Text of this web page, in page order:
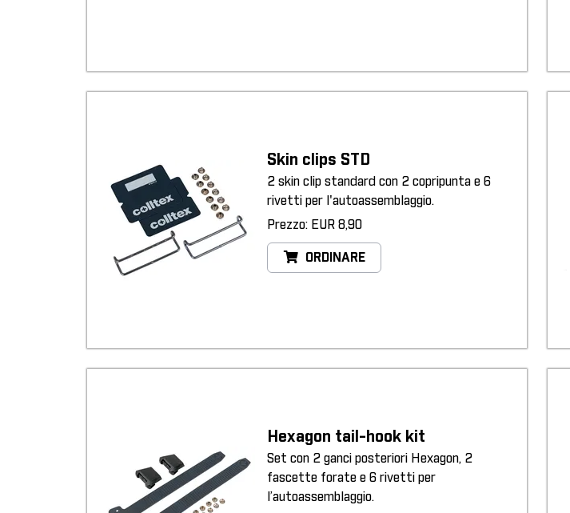
Skin clips STD
2 skin clip standard con 2 copripunta e 6
rivetti per l'autoassemblaggio.
Prezzo: EUR 8,90
ORDINARE
Hexagon tail-hook kit
Set con 2 ganci posteriori Hexagon, 2
fascette forate e 6 rivetti per
l’autoassemblaggio.